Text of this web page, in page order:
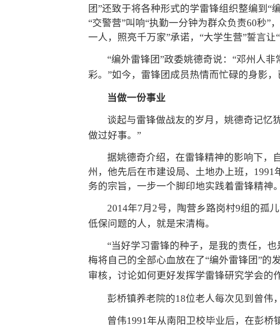
团”还致于将各种形式的学雷锋组织整编到“
“交警营”叫响“执勤一分钟为群众负责60秒”
一人，照亮千万家”承诺，“大学生营”誓言让
“编外雷锋团”政委姚德奇说： “邓州人非
彩。 ”如今，雷锋团成员热情而忙碌的身影，
当做一份事业
谈起与雷锋做战友的岁月，姚德奇记忆
做过好事。 ”
据姚德奇介绍，在雷锋精神的影响下，
州，他先后在市建设局、土地办上班， 1991
务的宗旨，一步一个脚印地实践着雷锋精神
2014年7月 2号，陶营乡路岗村9组的孤
低保问题的人，就是宋清梅。
“当好学习雷锋的种子，是我的责任，
梅将自己的全部心血放在了“编外雷锋团”的
审核，讨论如何更好发挥学雷锋研究学会的
彭桥镇养老院的18位老人每次见到曾伟
曾伟1991 年从南阳卫校毕业后，在彭桥